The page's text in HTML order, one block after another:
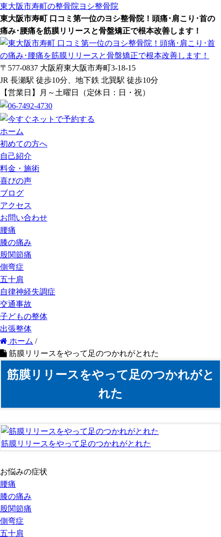
東大阪市寿町の整骨院ヨシ整骨院
東大阪市寿町 口コミ第一位のヨシ整骨院！頭痛･肩こり･首の
痛み･腰痛を筋膜リリースと骨盤矯正で根本改善します！
〒577-0837 大阪府東大阪市寿町3-18-15
JR 長瀬駅 徒歩10分、地下鉄 北巽駅 徒歩10分
【営業日】月～土曜日（定休日：日・祝）
ホーム
初めての方へ
自己紹介
料金・施術
喜びの声
ブログ
アクセス
お問い合わせ
腰痛
膝の痛み
股関節痛
側弯症
五十肩
自律神経失調症
交通事故
子どもの整体
出張整体
ホーム /
筋膜リリースをやって足のつかれがとれた
筋膜リリースをやって足のつかれがと
れた
筋膜リリースをやって足のつかれがとれた
お悩みの症状
腰痛
膝の痛み
股関節痛
側弯症
五十肩